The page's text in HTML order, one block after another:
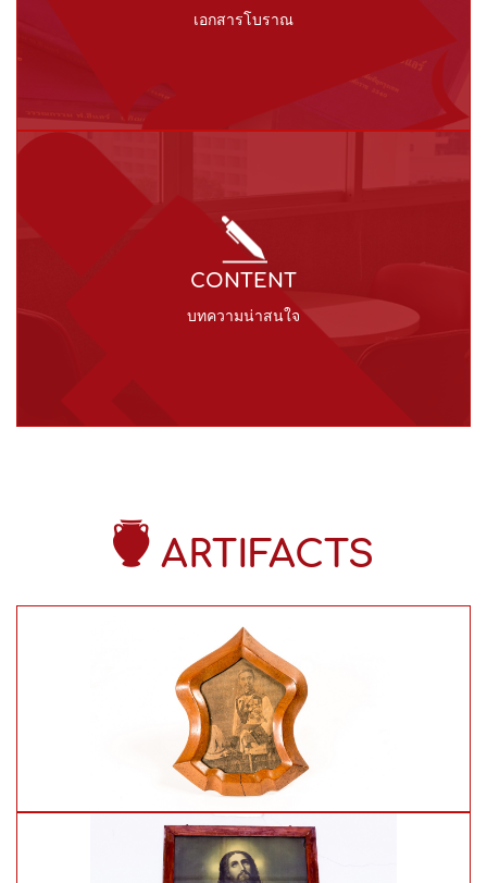
เอกสารโบราณ
CONTENT
บทความน่าสนใจ
ARTIFACTS